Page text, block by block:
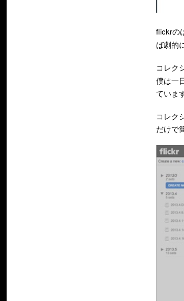
flickrの
ば劇的
コレク
僕は一
ていま
コレク
だけで